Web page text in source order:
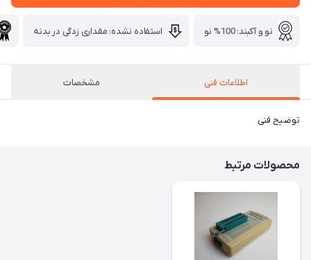
نو و آکبند: 100% نو استفاده نشده: مقداری زدگی در بدنه
اطلاعات فنی مشخصات
توضیح فنی
محصولات مرتبط